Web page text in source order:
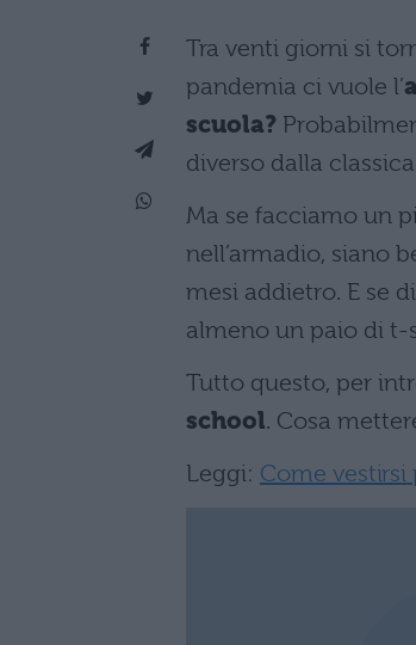
Tra venti giorni si
pandemia ci vuole l’
scuola?
diverso dalla
Ma se facciamo un
nell’armadio, siano
mesi addietro. E se
almeno un paio di t-
Tutto questo, per
school. Cosa
Leggi: Come